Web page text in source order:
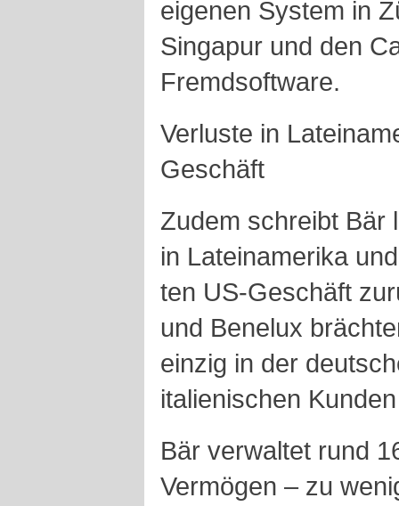
eigenen System in
Singapur und den
Fremdsoftware.
Verluste in
Geschäft
Zudem schreibt Bär
in Lateinamerika
ten US-Geschäft
und Benelux
einzig in der
italienischen
Bär verwaltet rund
Vermögen – zu